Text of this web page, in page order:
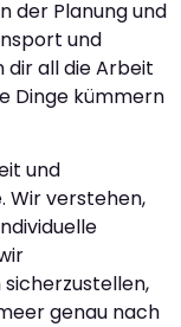
der Planung und
und
dir all die Arbeit
Dinge kümmern
und
Wir verstehen,
genau nach